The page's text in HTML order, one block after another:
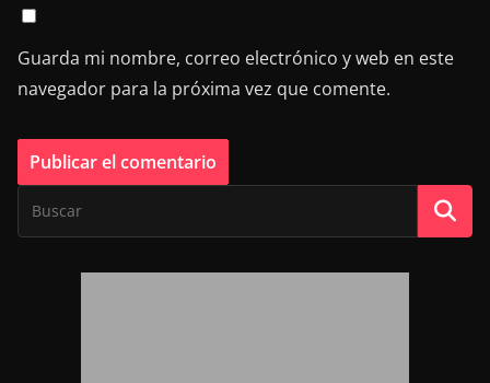
Guarda mi nombre, correo electrónico y web en este
navegador para la próxima vez que comente.